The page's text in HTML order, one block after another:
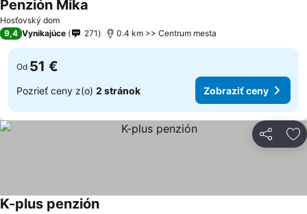
Hosťovský dom
Penzión Mika
9,4 Vynikajúce 271 0.4 km >> Centrum mesta
Od 51 €
Pozrieť ceny z(o) 2 stránok Zobraziť ceny
Zdieľať
K-plus penzión